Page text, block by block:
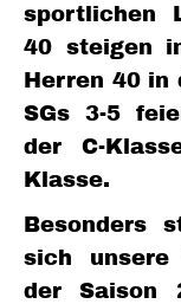
sportlichen
40 steigen
Herren 40 in
SGs 3-5
der C-
Klasse.
Besonders
sich unsere
der Saison